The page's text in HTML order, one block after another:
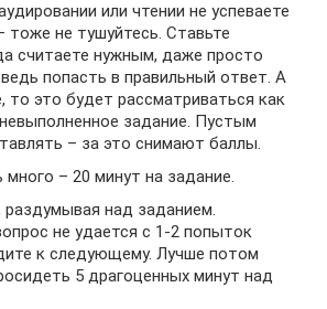
или чтении не успеваете
тоже не тушуйтесь. Ставьте
считаете нужным, даже просто
попасть в правильный ответ. А
то это будет рассматриваться как
задание. Пустым
– за это снимают баллы.
много – 20 минут на задание.
над заданием.
не удается с 1-2 попыток
к следующему. Лучше потом
5 драгоценных минут над